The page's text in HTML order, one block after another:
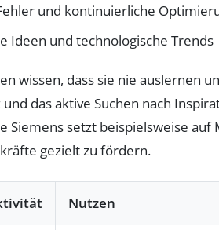
und kontinuierliche
Ideen und technologische Trends
wissen, dass sie nie auslernen
das aktive Suchen nach
Siemens setzt beispielsweise
gezielt zu fördern.
Nutzen